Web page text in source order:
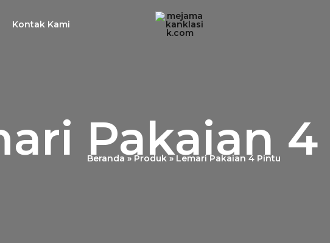
Kontak Kami
Pakaian
Beranda Produk Lemari Pakaian 4 Pintu